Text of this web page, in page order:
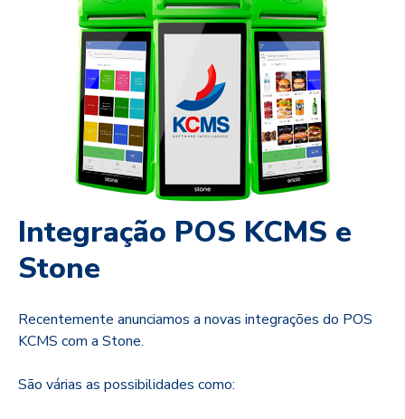
Integração POS KCMS e
Stone
Recentemente anunciamos a novas integrações do POS
KCMS com a Stone.
São várias as possibilidades como: